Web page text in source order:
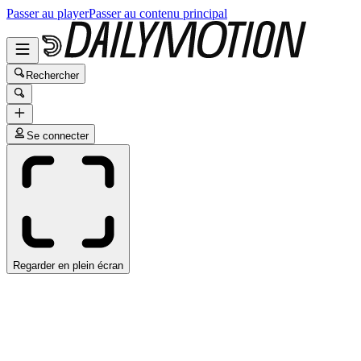
Passer au playerPasser au contenu principal
Rechercher
Se connecter
Regarder en plein écran